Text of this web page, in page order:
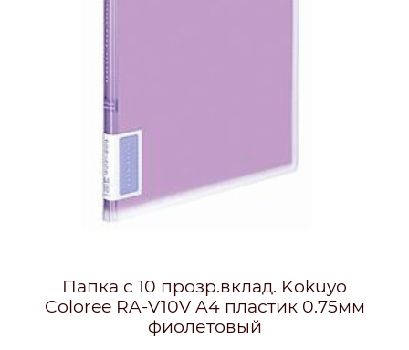
Папка с 10 прозр.вклад. Kokuyo
Coloree RA-V10V A4 пластик 0.75мм
фиолетовый